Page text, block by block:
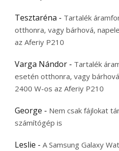
Tesztaréna - Tartalék
otthonra, vagy bárhová,
az Aferiy P210
Varga Nándor - Tartalék
esetén otthonra, vagy
2400 W-os az Aferiy P210
George - Nem csak fájlokat
számítógép is
Leslie - A Samsung Galaxy